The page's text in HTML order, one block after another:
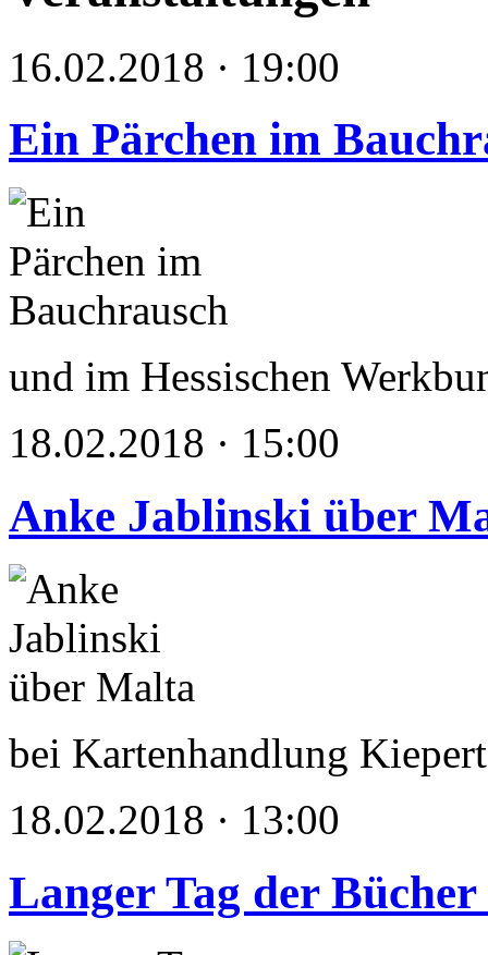
16.02.2018 · 19:00
Ein Pärchen im
und im Hessischen
18.02.2018 · 15:00
Anke Jablinski über
bei Kartenhandlung
18.02.2018 · 13:00
Langer Tag der Bücher